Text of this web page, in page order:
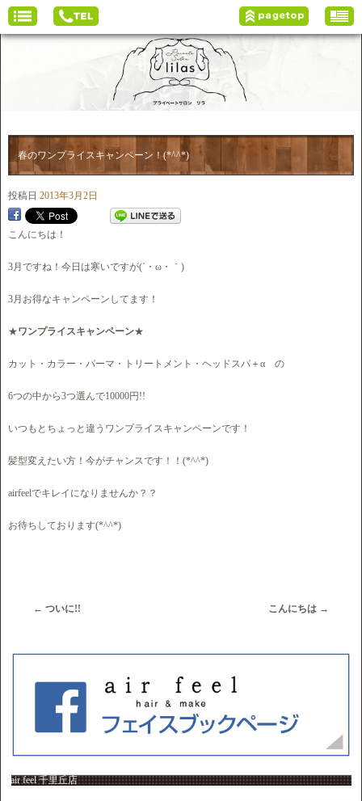
春のワンプライスキャンペーン！(*^^*)
投稿日 2013年3月2日
こんにちは！
3月ですね！今日は寒いですが(´・ω・｀)
3月お得なキャンペーンしてます！
★ワンプライスキャンペーン★
カット・カラー・パーマ・トリートメント・ヘッドスパ＋α の
6つの中から3つ選んで10000円!!
いつもとちょっと違うワンプライスキャンペーンです！
髪型変えたい方！今がチャンスです！！(*^^*)
airfeelでキレイになりませんか？？
お待ちしております(*^^*)
← ついに!! こんにちは →
air feel 千里丘店